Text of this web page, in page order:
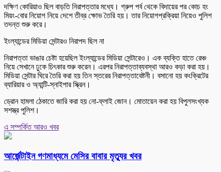
দক্ষিণ কোরিয়াও ছিল বাড়তি নিরাপত্তার মধ্যে। গ্রুপ পর্ব থেকে বিদায়ের পর কোচ হং
মিয়ং-বোর নিয়োগ নিয়ে দেশে তীব্র ক্ষোভ তৈরি হয়। তার নিয়োগপ্রক্রিয়া নিয়েও পুলিশ
তদন্ত শুরু করে।
ইংল্যান্ডের মিডিয়া সেন্টারও নিরাপদ ছিল না
নিরাপত্তা ভাঙার চেষ্টা হয়েছিল ইংল্যান্ডের মিডিয়া সেন্টারেও। এক ব্যক্তি হাতে রেঞ্চ
নিয়ে সেখানে ঢুকে চিৎকার শুরু করেন। এরপর নিরাপত্তাব্যবস্থা আরও কড়া করা হয়।
মিডিয়া সেন্টার ঘিরে তৈরি করা হয় তিন স্তরের নিরাপত্তাবেষ্টনী। বসানো হয় কংক্রিটের
ব্যারিয়ার ও অ্যান্টি-স্নাইপার স্ক্রিন।
ড্রোন হামলা ঠেকাতে জারি করা হয় নো-ফ্লাই জোন। মোতায়েন করা হয় বিপুলসংখ্যক
সশস্ত্র পুলিশ।
এ সম্পর্কিত আরও খবর
আর্জেন্টাইন গণমাধ্যমে মেসির বাবার মৃত্যুর খবর